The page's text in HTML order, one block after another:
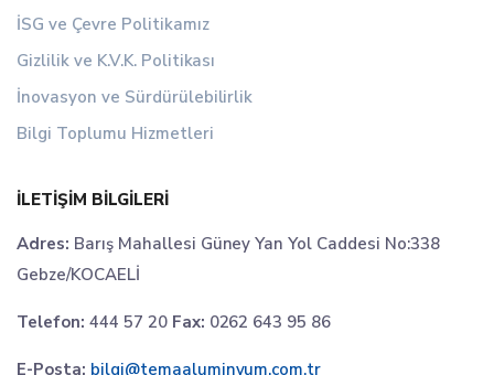
İSG ve Çevre Politikamız
Gizlilik ve K.V.K. Politikası
İnovasyon ve Sürdürülebilirlik
Bilgi Toplumu Hizmetleri
İLETIŞIM BILGILERI
Adres: Barış Mahallesi Güney Yan Yol Caddesi No:338
Gebze/KOCAELİ
Telefon: 444 57 20 Fax: 0262 643 95 86
E-Posta: bilgi@temaaluminyum.com.tr